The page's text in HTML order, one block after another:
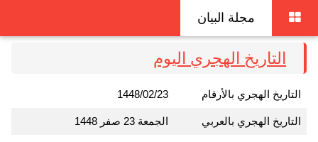
مجلة البيان
التاريخ الهجري اليوم
التاريخ الهجري بالأرقام 1448/02/23
التاريخ الهجري بالعربي الجمعة 23 صفر 1448